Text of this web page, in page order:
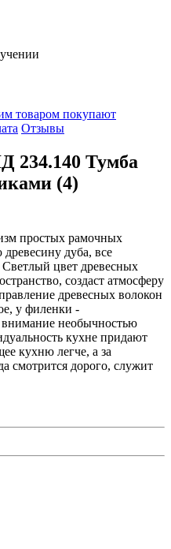
товаром покупают
Отзывы
234.140 Тумба
(4)
простых рамочных
дуба, все
Светлый цвет древесных
создаст атмосферу
древесных волокон
у филенки -
внимание необычностью
кухне придают
кухню легче, а за
смотрится дорого, служит